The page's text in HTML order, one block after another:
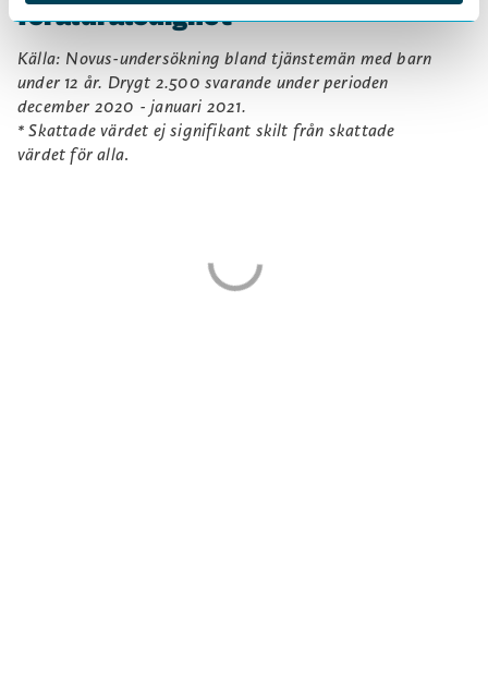
föräldraledighet
Källa: Novus-undersökning bland tjänstemän med barn
under 12 år. Drygt 2.500 svarande under perioden
december 2020 - januari 2021.
* Skattade värdet ej signifikant skilt från skattade
värdet för alla.